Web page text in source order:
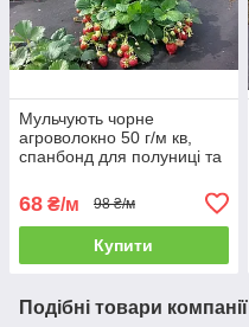
Мульчують чорне
агроволокно 50 г/м кв,
спанбонд для полуниці та
68 ₴/м 98 ₴/м
Купити
Подібні товари компанії